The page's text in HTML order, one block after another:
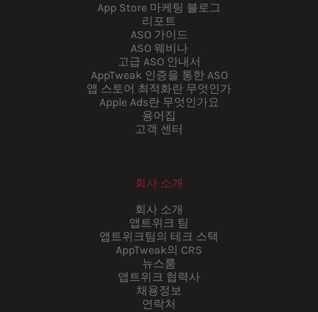
App Store 마케팅 블로그
리포트
ASO 가이드
ASO 웨비나
고급 ASO 안내서
AppTweak 인증을 통한 ASO
앱 스토어 최적화란 무엇인가
Apple Ads란 무엇인가요
용어집
고객 센터
회사 소개
회사 소개
앱트위크 팀
앱트위크팀의 테크 스택
AppTweak의 CRS
뉴스룸
앱트위크 협력사
채용정보
연락처